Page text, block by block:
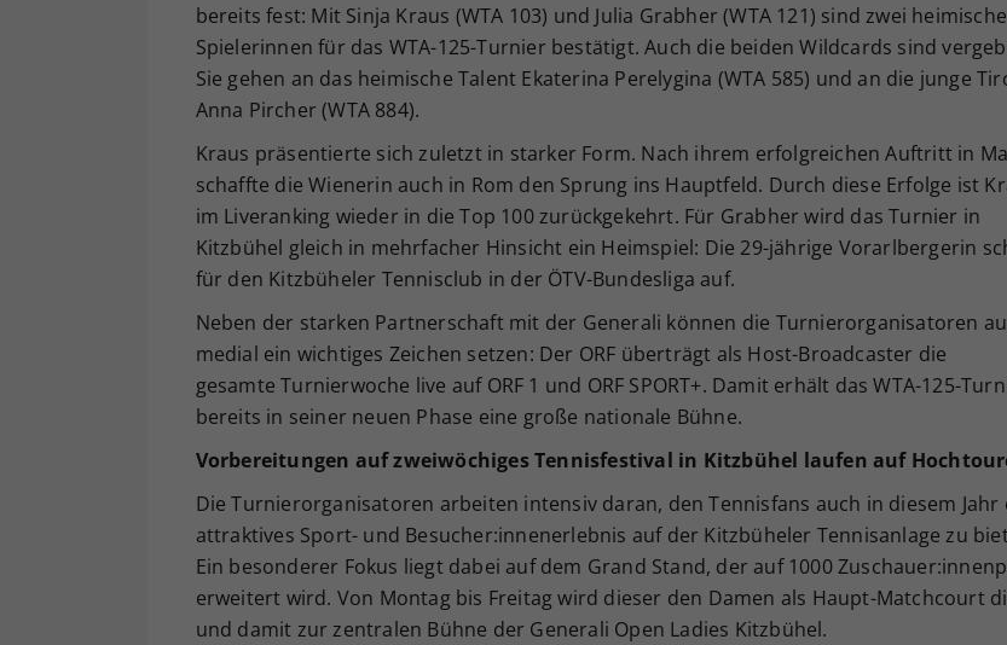
bereits fest: Mit Sinja Kraus (WTA 103) und Julia Grabher (WTA 121) sind zwei heimische
Spielerinnen für das WTA-125-Turnier bestätigt. Auch die beiden Wildcards sind
Sie gehen an das heimische Talent Ekaterina Perelygina (WTA 585) und an die junge
Anna Pircher (WTA 884).
Kraus präsentierte sich zuletzt in starker Form. Nach ihrem erfolgreichen Auftritt in
schaffte die Wienerin auch in Rom den Sprung ins Hauptfeld. Durch diese Erfolge ist
im Liveranking wieder in die Top 100 zurückgekehrt. Für Grabher wird das Turnier in
Kitzbühel gleich in mehrfacher Hinsicht ein Heimspiel: Die 29-jährige Vorarlbergerin
für den Kitzbüheler Tennisclub in der ÖTV-Bundesliga auf.
Neben der starken Partnerschaft mit der Generali können die Turnierorganisatoren
medial ein wichtiges Zeichen setzen: Der ORF überträgt als Host-Broadcaster die
gesamte Turnierwoche live auf ORF 1 und ORF SPORT+. Damit erhält das WTA-125-
bereits in seiner neuen Phase eine große nationale Bühne.
Vorbereitungen auf zweiwöchigesTennisfestival in Kitzbühel laufen auf
Die Turnierorganisatoren arbeiten intensiv daran, den Tennisfans auch in diesem Jahr
attraktives Sport- und Besucher:innenerlebnis auf der Kitzbüheler Tennisanlage zu
Ein besonderer Fokus liegt dabei auf dem Grand Stand, der auf 1000
erweitert wird. Von Montag bis Freitag wird dieser den Damen als Haupt-Matchcourt
und damit zur zentralen Bühne der Generali Open Ladies Kitzbühel.